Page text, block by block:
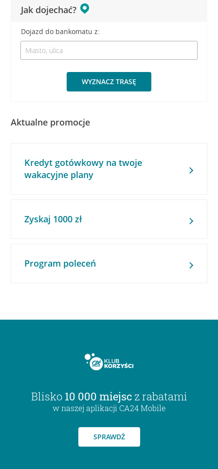
Jak dojechać?
Dojazd do bankomatu z:
WYZNACZ TRASĘ
Aktualne promocje
Kredyt gotówkowy na twoje
wakacyjne plany
Zyskaj 1000 zł
Program poleceń
Blisko 10 000 miejsc z rabatami
w naszej aplikacji CA24 Mobile
SPRAWDŹ